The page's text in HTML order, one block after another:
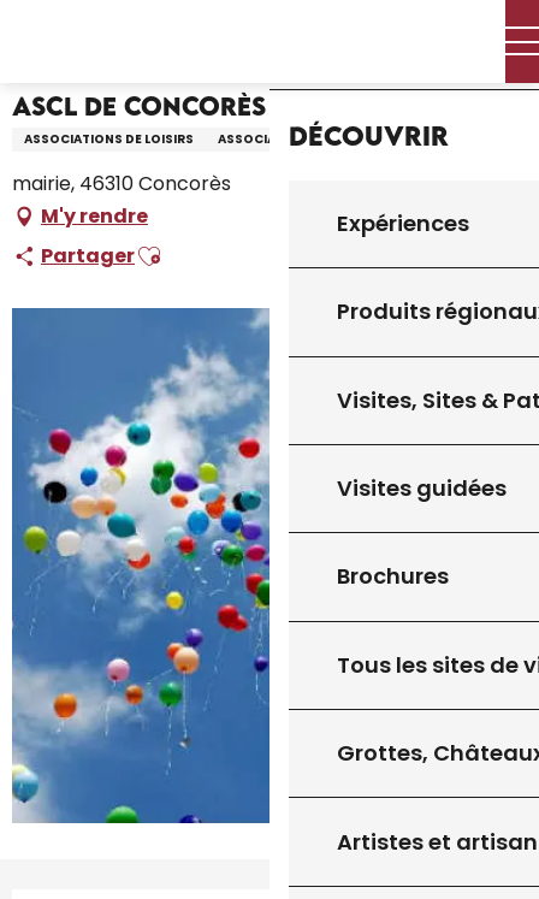
principal
Découvrir
Expériences
Produits
Visites, Sites &
Visites guidées
Brochures
Tous les sites de
Grottes,
Artistes et
ASCL de Concorès
ASSOCIATIONS DE LOISIRS ASSOCIATION
mairie, 46310 Concorès
M'y rendre
PartagerAjouter aux favoris